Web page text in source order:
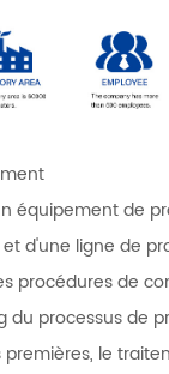
équipement de
d'une ligne de
procédures de
du processus de
le